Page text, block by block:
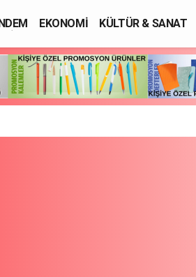
EKONOMİ
KÜLTÜR & SANAT